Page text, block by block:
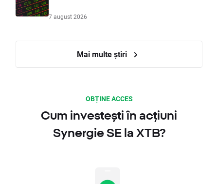
7 august 2026
Mai multe știri
OBȚINE ACCES
Cum investești în acțiuni
Synergie SE la XTB?